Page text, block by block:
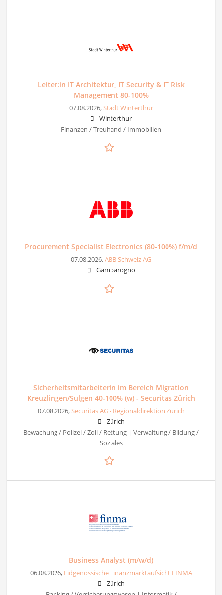
Leiter:in IT Architektur, IT Security & IT Risk
Management 80-100%
07.08.2026,Stadt Winterthur
Winterthur
Finanzen / Treuhand / Immobilien
Procurement Specialist Electronics (80-100%) f/m/d
07.08.2026,ABB Schweiz AG
Gambarogno
Sicherheitsmitarbeiterin im Bereich Migration
Kreuzlingen/Sulgen 40-100% (w) - Securitas Zürich
07.08.2026,Securitas AG - Regionaldirektion Zürich
Zürich
Bewachung / Polizei / Zoll / Rettung | Verwaltung / Bildung /
Soziales
Business Analyst (m/w/d)
06.08.2026, Eidgenössische Finanzmarktaufsicht FINMA
Zürich